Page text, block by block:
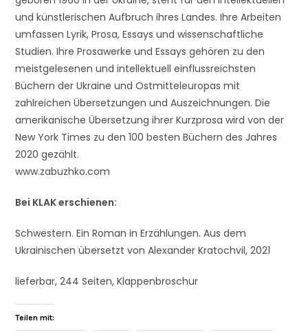
und künstlerischen Aufbruch ihres Landes. Ihre Arbeiten
umfassen Lyrik, Prosa, Essays und wissenschaftliche
Studien. Ihre Prosawerke und Essays gehören zu den
meistgelesenen und intellektuell einflussreichsten
Büchern der Ukraine und Ostmitteleuropas mit
zahlreichen Übersetzungen und Auszeichnungen. Die
amerikanische Übersetzung ihrer Kurzprosa wird von der
New York Times zu den 100 besten Büchern des Jahres
2020 gezählt.
www.zabuzhko.com
Bei KLAK erschienen:
Schwestern. Ein Roman in Erzählungen. Aus dem
Ukrainischen übersetzt von Alexander Kratochvil, 2021
lieferbar, 244 Seiten, Klappenbroschur
Teilen mit: